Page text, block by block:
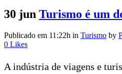
30 jun Turismo é um
Publicado em 11:22h in Turismo by
0 Likes
A indústria de viagens e